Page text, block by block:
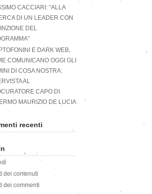
CACCIARI: “ALLA
DI UN LEADER CON
DEL
E DARK WEB,
COMUNICANO OGGI GLI
DI COSA NOSTRA:
AL
CAPO DI
MAURIZIO DE LUCIA
recenti
dei contenuti
dei commenti